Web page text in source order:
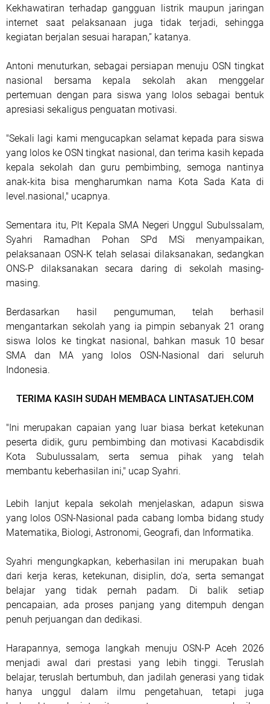
Kekhawatiran terhadap gangguan listrik maupun jaringan
internet saat pelaksanaan juga tidak terjadi, sehingga
kegiatan berjalan sesuai harapan,” katanya.
Antoni menuturkan, sebagai persiapan menuju OSN tingkat
nasional bersama kepala sekolah akan menggelar
pertemuan dengan para siswa yang lolos sebagai bentuk
apresiasi sekaligus penguatan motivasi.
"Sekali lagi kami mengucapkan selamat kepada para siswa
yang lolos ke OSN tingkat nasional, dan terima kasih kepada
kepala sekolah dan guru pembimbing, semoga nantinya
anak-kita bisa mengharumkan nama Kota Sada Kata di
level.nasional," ucapnya.
Sementara itu, Plt Kepala SMA Negeri Unggul Subulssalam,
Syahri Ramadhan Pohan SPd MSi menyampaikan,
pelaksanaan OSN-K telah selasai dilaksanakan, sedangkan
ONS-P dilaksanakan secara daring di sekolah masing-
masing.
Berdasarkan hasil pengumuman, telah berhasil
mengantarkan sekolah yang ia pimpin sebanyak 21 orang
siswa lolos ke tingkat nasional, bahkan masuk 10 besar
SMA dan MA yang lolos OSN-Nasional dari seluruh
Indonesia.
TERIMA KASIH SUDAH MEMBACA LINTASATJEH.COM
"Ini merupakan capaian yang luar biasa berkat ketekunan
peserta didik, guru pembimbing dan motivasi Kacabdisdik
Kota Subulussalam, serta semua pihak yang telah
membantu keberhasilan ini," ucap Syahri.
Lebih lanjut kepala sekolah menjelaskan, adapun siswa
yang lolos OSN-Nasional pada cabang lomba bidang study
Matematika, Biologi, Astronomi, Geografi, dan Informatika.
Syahri mengungkapkan, keberhasilan ini merupakan buah
dari kerja keras, ketekunan, disiplin, do'a, serta semangat
belajar yang tidak pernah padam. Di balik setiap
pencapaian, ada proses panjang yang ditempuh dengan
penuh perjuangan dan dedikasi.
Harapannya, semoga langkah menuju OSN-P Aceh 2026
menjadi awal dari prestasi yang lebih tinggi. Teruslah
belajar, teruslah bertumbuh, dan jadilah generasi yang tidak
hanya unggul dalam ilmu pengetahuan, tetapi juga